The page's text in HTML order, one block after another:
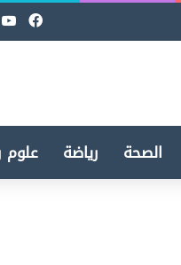
الصحة رياضة علوم